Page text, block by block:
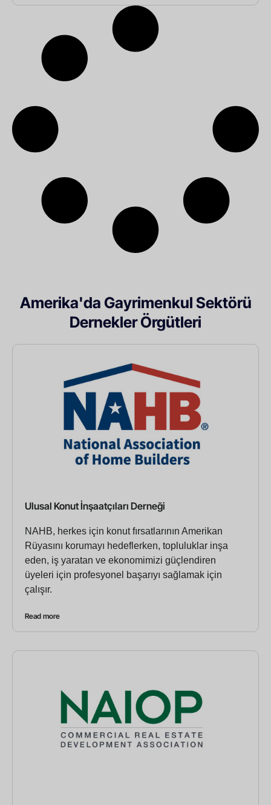
Amerika'da Gayrimenkul Sektörü
Dernekler Örgütleri
Ulusal Konut İnşaatçıları Derneği
NAHB, herkes için konut fırsatlarının Amerikan
Rüyasını korumayı hedeflerken, topluluklar inşa
eden, iş yaratan ve ekonomimizi güçlendiren
üyeleri için profesyonel başarıyı sağlamak için
çalışır.
Read more